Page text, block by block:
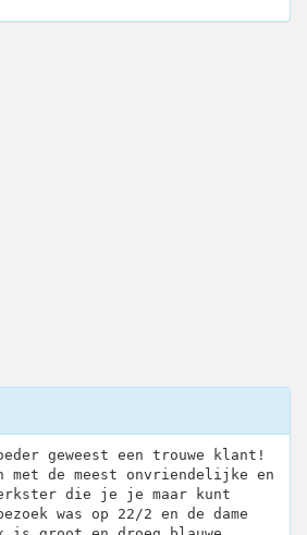
geweest een trouwe klant!
met de meest onvriendelijke en
die je je maar kunt
was op 22/2 en de dame